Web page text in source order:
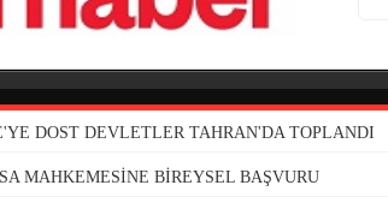
DOST DEVLETLER TAHRAN'DA TOPLANDI
MAHKEMESİNE BİREYSEL BAŞVURU